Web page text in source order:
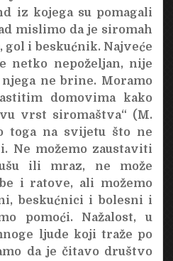
iz kojega su pomagali
mislimo da je siromah
gol i beskućnik. Najveće
netko nepoželjan, nije
ne brine. Moramo
domovima kako
vrst siromaštva“ (M.
toga na svijetu što ne
Ne možemo zaustaviti
ili mraz, ne može
i ratove, ali možemo
beskućnici i bolesni i
pomoći. Nažalost, u
ljude koji traže po
da je čitavo društvo